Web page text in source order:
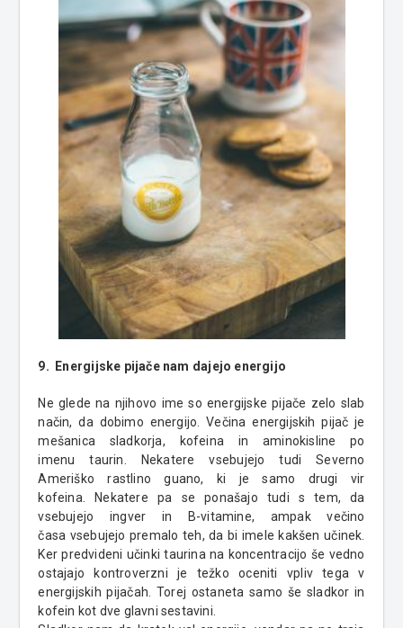
9. Energijske pijače nam dajejo energijo
Ne glede na njihovo imeso energijske pijače zelo slab
način, da dobimo energijo. Večina energijskih pijač je
mešanica sladkorja, kofeina in aminokisline po
imenutaurin
. Nekatere vsebujejo tudi Severno
Ameriško rastlinoguano, ki je samo drugi vir
kofeina.
Nekatere pa se ponašajo tudi s tem, da
vsebujejo ingver in B-vitamine, ampakvečino
časa vsebujejopremalo teh, da bi imele kakšen učinek.
Ker predvideni učinkitaurina na koncentracijo še vedno
ostajajo
kontroverzni je težko oceniti vplivtega v
energijskih pijačah. Torej ostaneta samo še sladkor in
kofein kot dve glavni sestavini.